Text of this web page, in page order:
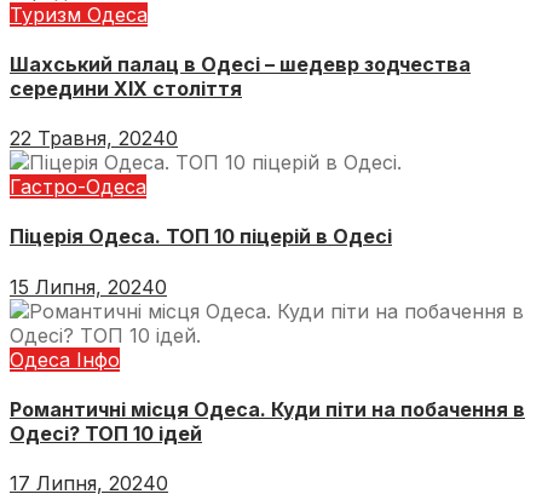
Туризм Одеса
Шахський палац в Одесі – шедевр зодчества
середини ХІХ століття
22 Травня, 20240
Гастро-Одеса
Піцерія Одеса. ТОП 10 піцерій в Одесі
15 Липня, 20240
Одеса Інфо
Романтичні місця Одеса. Куди піти на побачення в
Одесі? ТОП 10 ідей
17 Липня, 20240